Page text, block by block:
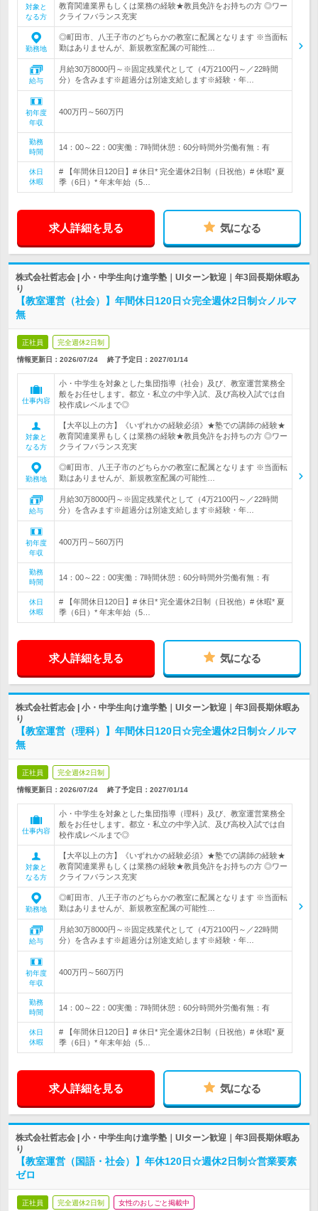
対象と
なる方
教育関連業界もしくは業務の経験★教員免許をお持ちの方 ◎ワー
クライフバランス充実
勤務地
◎町田市、八王子市のどちらかの教室に配属となります ※当面転
勤はありませんが、新規教室配属の可能性…
給与
月給30万8000円～※固定残業代として（4万2100円～／22時間
分）を含みます※超過分は別途支給します※経験・年…
初年度
年収
400万円～560万円
勤務
時間
14：00～22：00実働：7時間休憩：60分時間外労働有無：有
休日
休暇
# 【年間休日120日】# 休日* 完全週休2日制（日祝他）# 休暇* 夏
季（6日）* 年末年始（5…
求人詳細を見る 気になる
株式会社哲志会 | 小・中学生向け進学塾｜UIターン歓迎｜年3回長期休暇あ
り
【教室運営（社会）】年間休日120日☆完全週休2日制☆ノルマ
無
正社員 完全週休2日制
情報更新日：2026/07/24 終了予定日： 2027/01/14
仕事内容
小・中学生を対象とした集団指導（社会）及び、教室運営業務全
般をお任せします。都立・私立の中学入試、及び高校入試では自
校作成レベルまで◎
対象と
なる方
【大卒以上の方】《いずれかの経験必須》★塾での講師の経験★
教育関連業界もしくは業務の経験★教員免許をお持ちの方 ◎ワー
クライフバランス充実
勤務地
◎町田市、八王子市のどちらかの教室に配属となります ※当面転
勤はありませんが、新規教室配属の可能性…
給与
月給30万8000円～※固定残業代として（4万2100円～／22時間
分）を含みます※超過分は別途支給します※経験・年…
初年度
年収
400万円～560万円
勤務
時間
14：00～22：00実働：7時間休憩：60分時間外労働有無：有
休日
休暇
# 【年間休日120日】# 休日* 完全週休2日制（日祝他）# 休暇* 夏
季（6日）* 年末年始（5…
求人詳細を見る 気になる
株式会社哲志会 | 小・中学生向け進学塾｜UIターン歓迎｜年3回長期休暇あ
り
【教室運営（理科）】年間休日120日☆完全週休2日制☆ノルマ
無
正社員 完全週休2日制
情報更新日：2026/07/24 終了予定日： 2027/01/14
仕事内容
小・中学生を対象とした集団指導（理科）及び、教室運営業務全
般をお任せします。都立・私立の中学入試、及び高校入試では自
校作成レベルまで◎
対象と
なる方
【大卒以上の方】《いずれかの経験必須》★塾での講師の経験★
教育関連業界もしくは業務の経験★教員免許をお持ちの方 ◎ワー
クライフバランス充実
勤務地
◎町田市、八王子市のどちらかの教室に配属となります ※当面転
勤はありませんが、新規教室配属の可能性…
給与
月給30万8000円～※固定残業代として（4万2100円～／22時間
分）を含みます※超過分は別途支給します※経験・年…
初年度
年収
400万円～560万円
勤務
時間
14：00～22：00実働：7時間休憩：60分時間外労働有無：有
休日
休暇
# 【年間休日120日】# 休日* 完全週休2日制（日祝他）# 休暇* 夏
季（6日）* 年末年始（5…
求人詳細を見る 気になる
株式会社哲志会 | 小・中学生向け進学塾｜UIターン歓迎｜年3回長期休暇あ
り
【教室運営（国語・社会）】年休120日☆週休2日制☆営業要素
ゼロ
正社員 完全週休2日制 女性のおしごと掲載中